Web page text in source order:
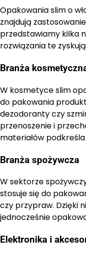
Opakowania slim o
znajdują
przedstawiamy kilka
rozwiązania te
Branża
W kosmetyce slim
do pakowania
dezodoranty czy
przenoszenie i
materiałów
Branża spożywcza
W sektorze
stosuje się do
czy przypraw. Dzięki
jednocześnie
Elektronika i